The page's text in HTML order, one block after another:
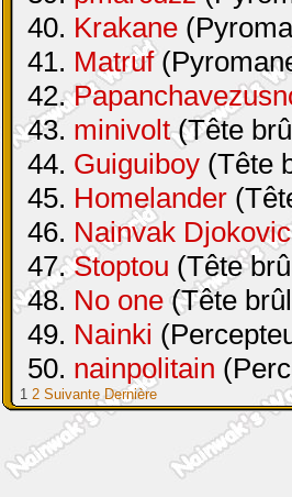
40. Krakane
41. Matruf
42.
43. minivolt(Tête
44. Guiguiboy (Tête
45. Homelander
46. Nainvak
47.Stoptou (Tête
48. No one (Tête
49. Nainki
50. nainpolitain
1 2 Suivante Dernière